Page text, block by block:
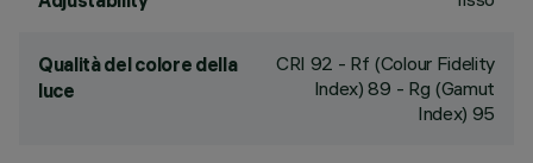
Qualità del colore della
luce
CRI 92 - Rf (Colour Fidelity
Index) 89 - Rg (Gamut
Index) 95